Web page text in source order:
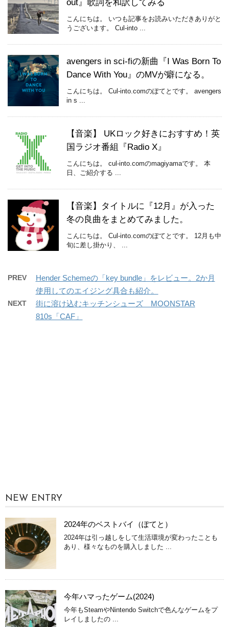
out』歌詞を和訳してみる
こんにちは。 いつも記事をお読みいただきありがと
うございます。 Cul-into ...
avengers in sci-fiの新曲『I Was Born To
Dance With You』のMVが癖になる。
こんにちは。 Cul-into.comのぽてとです。 avengers
in s ...
【音楽】 UKロック好きにおすすめ！英
国ラジオ番組『Radio X』
こんにちは。 cul-into.comのmagiyamaです。 本
日、ご紹介する ...
【音楽】タイトルに『12月』が入った
冬の良曲をまとめてみました。
こんにちは。 Cul-into.comのぽてとです。 12月も中
旬に差し掛かり、 ...
PREV
Hender Schemeの「key bundle」をレビュー。2か月
使用してのエイジング具合も紹介。
NEXT
街に溶け込むキッチンシューズ MOONSTAR
810s「CAF」
NEW ENTRY
2024年のベストバイ（ぽてと）
2024年は引っ越しをして生活環境が変わったことも
あり、様々なものを購入しました ...
今年ハマったゲーム(2024)
今年もSteamやNintendo Switchで色んなゲームをプ
レイしましたの ...